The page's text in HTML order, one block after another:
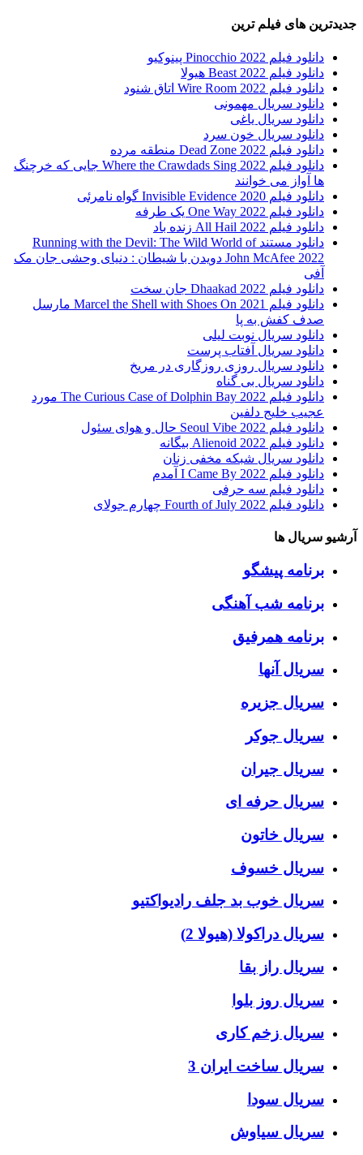
جدیدترین های فیلم ترین
دانلود فیلم Pinocchio 2022 پینوکیو
دانلود فیلم Beast 2022 هیولا
دانلود فیلم Wire Room 2022 اتاق شنود
دانلود سریال مهمونی
دانلود سریال یاغی
دانلود سریال خون سرد
دانلود فیلم 2022 Dead Zone منطقه مرده
دانلود فیلم Where the Crawdads Sing 2022 جایی که خرچنگ
ها آواز می خوانند
دانلود فیلم 2020 Invisible Evidence گواه نامرئی
دانلود فیلم One Way 2022 یک طرفه
دانلود فیلم All Hail 2022 زنده باد
دانلود مستند Running with the Devil: The Wild World of
John McAfee 2022 دویدن با شیطان : دنیای وحشی جان مک
آفی
دانلود فیلم Dhaakad 2022 جان سخت
دانلود فیلم Marcel the Shell with Shoes On 2021 مارسل
صدف کفش به پا
دانلود سریال نوبت لیلی
دانلود سریال آفتاب پرست
دانلود سریال روزی روزگاری در مریخ
دانلود سریال بی گناه
دانلود فیلم The Curious Case of Dolphin Bay 2022 مورد
عجیب خلیج دلفین
دانلود فیلم Seoul Vibe 2022 حال و هوای سئول
دانلود فیلم Alienoid 2022 بیگانه
دانلود سریال شبکه مخفی زنان
دانلود فیلم I Came By 2022 آمدم
دانلود فیلم سه حرفی
دانلود فیلم Fourth of July 2022 چهارم جولای
آرشیو سریال ها
برنامه پیشگو
برنامه شب آهنگی
برنامه همرفیق
سریال آنها
سریال جزیره
سریال جوکر
سریال جیران
سریال حرفه ای
سریال خاتون
سریال خسوف
سریال خوب بد جلف رادیواکتیو
سریال دراکولا (هیولا 2)
سریال راز بقا
سریال روز بلوا
سریال زخم کاری
سریال ساخت ایران 3
سریال سودا
سریال سیاوش